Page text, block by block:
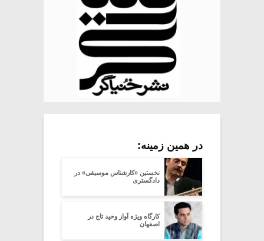
در همین زمینه:
نخستین «کارشناس موسیقی» در
دادگستری
کارگاه ویژه آواز وحید تاج در
اصفهان